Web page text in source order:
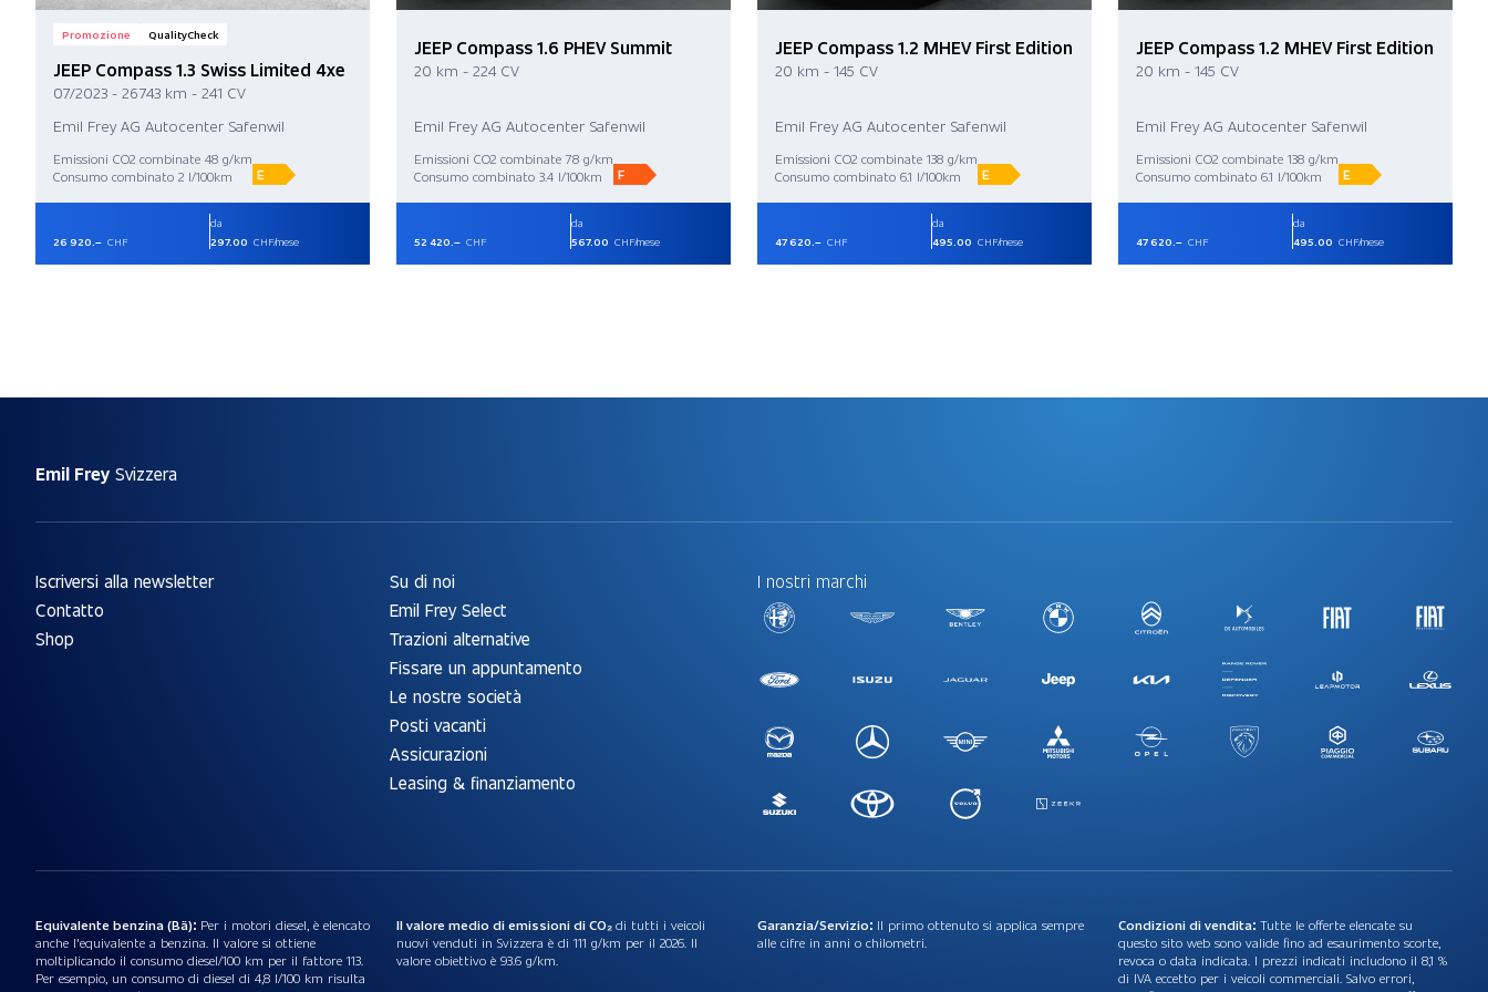
Promozione QualityCheck
JEEP Compass 1.3 Swiss Limited 4xe
07/2023 - 26 743 km - 241 CV
Emil Frey AG Autocenter Safenwil
Emissioni CO2 combinate 48 g/km
Consumo combinato 2 l/100km
E
26 920.– CHF
da
297.00 CHF/mese
JEEP Compass 1.6 PHEV Summit
20 km - 224 CV
Emil Frey AG Autocenter Safenwil
Emissioni CO2 combinate 78 g/km
Consumo combinato 3.4 l/100km
F
52 420.– CHF
da
567.00 CHF/mese
JEEP Compass 1.2 MHEV First Edition
20 km - 145 CV
Emil Frey AG Autocenter Safenwil
Emissioni CO2 combinate 138 g/km
Consumo combinato 6.1 l/100km
E
47 620.– CHF
da
495.00 CHF/mese
JEEP Compass 1.2 MHEV First Edition
20 km - 145 CV
Emil Frey AG Autocenter Safenwil
Emissioni CO2 combinate 138 g/km
Consumo combinato 6.1 l/100km
E
47 620.– CHF
da
495.00 CHF/mese
Emil Frey Svizzera
Iscriversi alla newsletter
Contatto
Shop
Su di noi
Emil Frey Select
Trazioni alternative
Fissare un appuntamento
Le nostre società
Posti vacanti
Assicurazioni
Leasing & finanziamento
I nostri marchi
Equivalente benzina (Bä): Per i motori diesel, è elencato
anche l'equivalente a benzina. Il valore si ottiene
moltiplicando il consumo diesel/100 km per il fattore 113.
Per esempio, un consumo di diesel di 4,8 l/100 km risulta
Il valore medio di emissioni di CO₂di tutti i veicoli
nuovi venduti in Svizzera è di 111 g/km per il 2026. Il
valore obiettivo è 93.6 g/km.
Garanzia/Servizio: Il primo ottenuto si applica sempre
alle cifre in anni o chilometri.
Condizioni di vendita: Tutte le offerte elencate su
questo sito web sono valide fino ad esaurimento scorte,
revoca o data indicata. I prezzi indicati includono il 8,1 %
di IVA eccetto per i veicoli commerciali. Salvo errori,